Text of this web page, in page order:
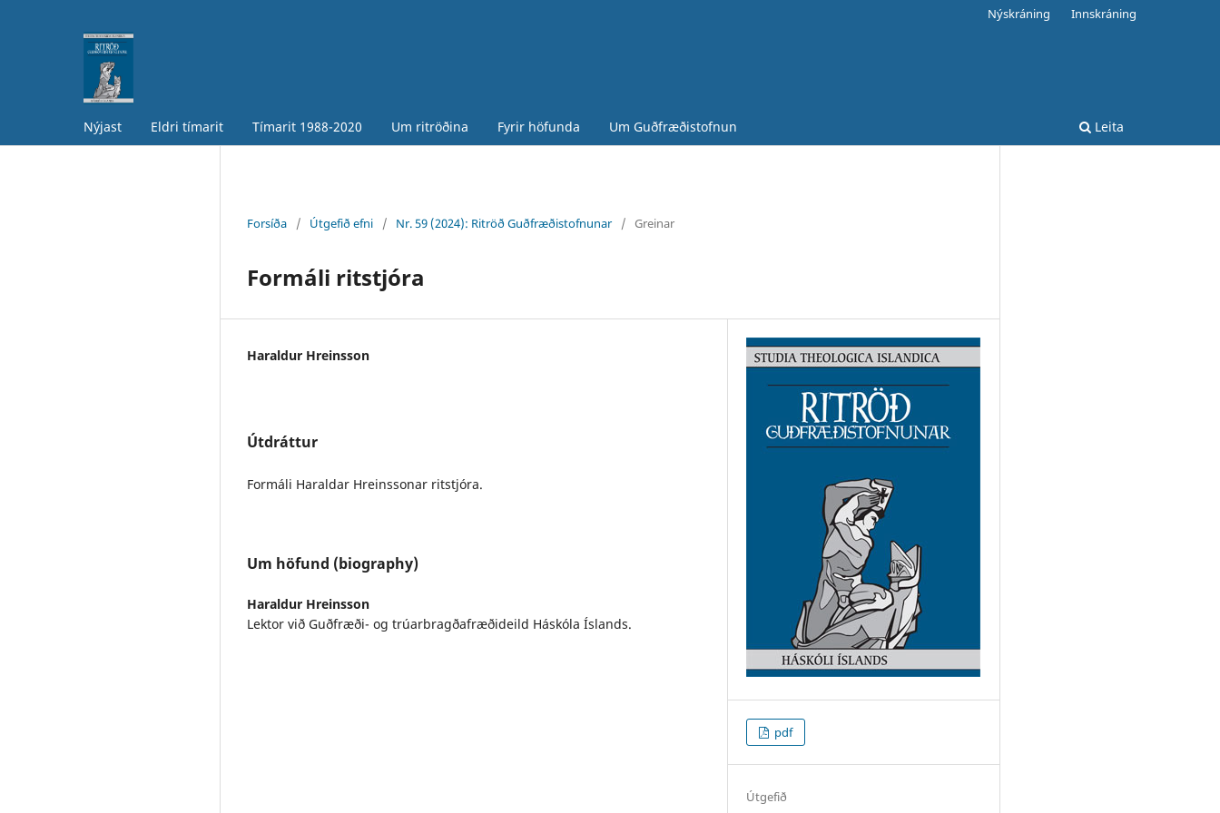
Nýjast Eldri tímarit Tímarit 1988-2020 Um ritröðina Fyrir höfunda Um Guðfræðistofnun Leita
Nýskráning Innskráning
Forsíða / Útgefið efni / Nr. 59 (2024): Ritröð Guðfræðistofnunar / Greinar
Formáli ritstjóra
Haraldur Hreinsson
Útdráttur
Formáli Haraldar Hreinssonar ritstjóra.
Um höfund (biography)
Haraldur Hreinsson
Lektor við Guðfræði- og trúarbragðafræðideild Háskóla Íslands.
pdf
Útgefið